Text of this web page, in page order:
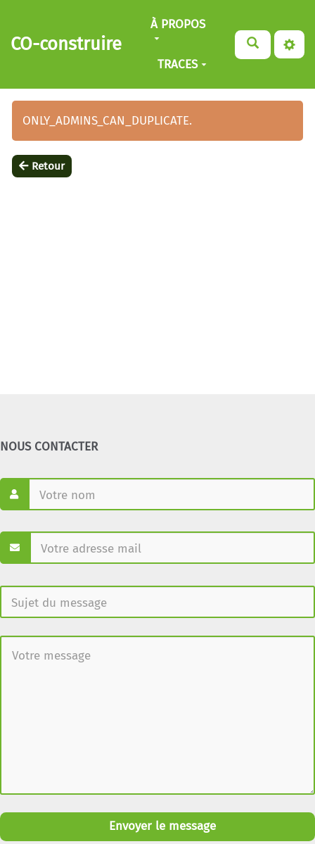
Aller au contenu principal
CO-construire
À PROPOS
TRACES
ONLY_ADMINS_CAN_DUPLICATE.
Retour
NOUS CONTACTER
Envoyer le message